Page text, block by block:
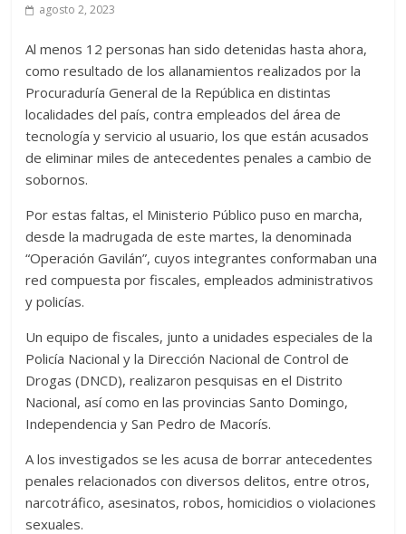
agosto 2, 2023
Al menos 12 personas han sido detenidas hasta ahora,
como resultado de los allanamientos realizados por la
Procuraduría General de la República en distintas
localidades del país, contra empleados del área de
tecnología y servicio al usuario, los que están acusados
de eliminar miles de antecedentes penales a cambio de
sobornos.
Por estas faltas, el Ministerio Público puso en marcha,
desde la madrugada de este martes, la denominada
“Operación Gavilán”, cuyos integrantes conformaban una
red compuesta por fiscales, empleados administrativos
y policías.
Un equipo de fiscales, junto a unidades especiales de la
Policía Nacional y la Dirección Nacional de Control de
Drogas (DNCD), realizaron pesquisas en el Distrito
Nacional, así como en las provincias Santo Domingo,
Independencia y San Pedro de Macorís.
A los investigados se les acusa de borrar antecedentes
penales relacionados con diversos delitos, entre otros,
narcotráfico, asesinatos, robos, homicidios o violaciones
sexuales.